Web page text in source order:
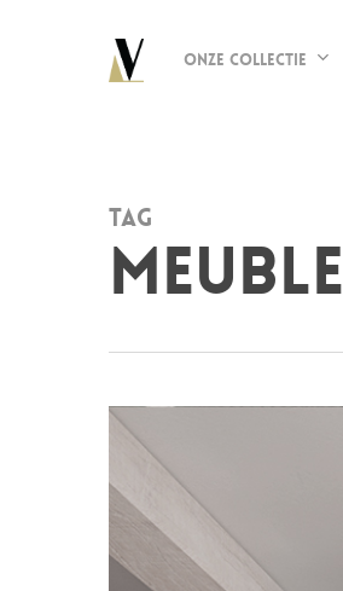
Onze collectie
Tag
meuble